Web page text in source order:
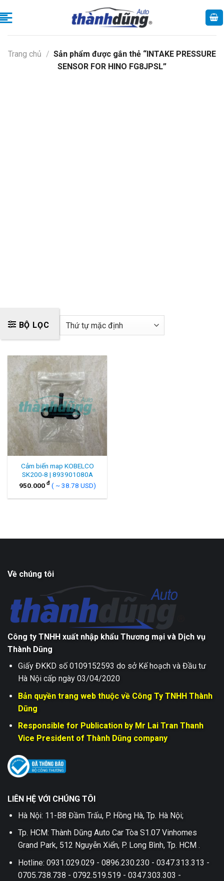
to
Trang chủ / Sản phẩm được gắn thẻ “INTAKE PRESSURE
SENSOR FOR HINO FG8JPSL”
BỘ LỌC
Cảm biến map KOBELCO
SK200-8 | 893901080A
950.000 đ ( ~ 38.78 USD)
Về chúng tôi
Công ty TNHH xuất nhập khẩu Thương mại và Dịch vụ
Thành Dũng
Giấy ĐKKD số 0109152593 do sở Kế hoạch và Đầu tư
Hà Nội cấp ngày 03/04/2020
Bản quyền trang web thuộc về Công Ty TNHH Thành
Dũng
Responsible for Publication by Mr Lai Tran Thanh
Vice President of Thành Dũng company
LIÊN HỆ VỚI CHÚNG TÔI
Hà Nội: 11-B8 Đầm Trấu, P. Hồng Hà, Tp. Hà Nội;
Tp. HCM: Thành Dũng Auto Car Tòa S1.07 Vinhomes
Grand Park, 512 Nguyễn Xiển, P. Long Bình, Tp. HCM .
Hotline: 0931.029.029 - 0896.230.230 - 0347.313.313 -
0705.738.738 - 0792.519.519 - 0347.303.303 -